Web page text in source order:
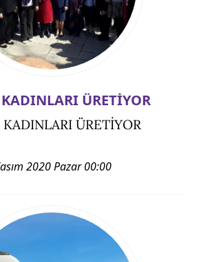
ÜRETİYOR
KADINLARI ÜRETİYOR
2020 Pazar 00:00